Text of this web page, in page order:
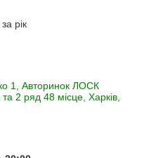
рік
1, Авторинок ЛОСК
2 ряд 48 місце, Харків,